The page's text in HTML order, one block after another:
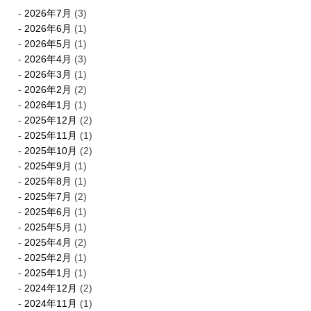
2026年7月 (3)
2026年6月 (1)
2026年5月 (1)
2026年4月 (3)
2026年3月 (1)
2026年2月 (2)
2026年1月 (1)
2025年12月 (2)
2025年11月 (1)
2025年10月 (2)
2025年9月 (1)
2025年8月 (1)
2025年7月 (2)
2025年6月 (1)
2025年5月 (1)
2025年4月 (2)
2025年2月 (1)
2025年1月 (1)
2024年12月 (2)
2024年11月 (1)